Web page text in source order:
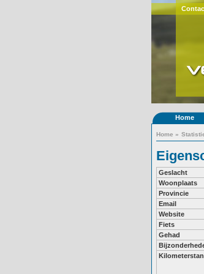
Home
Home »
Geslacht
Woonplaats
Provincie
Email
Website
Fiets
Gehad